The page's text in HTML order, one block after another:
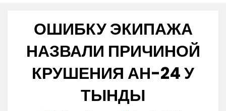
ОШИБКУ ЭКИПАЖА
НАЗВАЛИ ПРИЧИНОЙ
КРУШЕНИЯ АН-24 У
ТЫНДЫ